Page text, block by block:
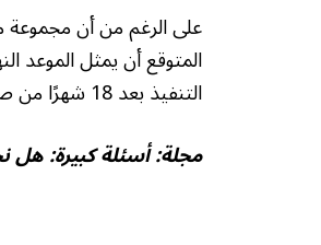
على الرغم من أن مجموعة
التنفيذ بعد 18 شهرًا من صدوره أو بعد 120 يومًا من إصدار الهيئات التنظيمية للقواعد النهائية.
مجلة:أسئلة كبيرة: هل نحتاج حقًا